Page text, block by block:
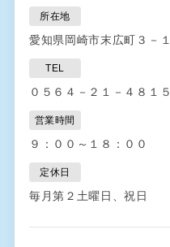
所在地
愛知県岡崎市末広町３－１
TEL
０５６４－２１－４８１５
営業時間
９：００～１８：００
定休日
毎月第２土曜日、祝日